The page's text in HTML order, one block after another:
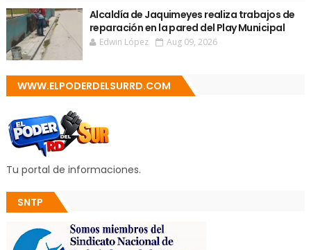
Alcaldía de Jaquimeyes realiza trabajos de
reparación en la pared del Play Municipal
Edwin López Aug 09, 2026
WWW.ELPODERDELSURRD.COM
Tu portal de informaciones.
SNTP